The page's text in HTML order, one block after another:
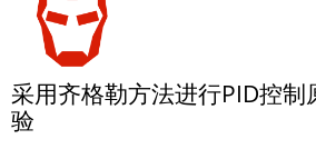
采用齐格勒方法进行PID控制
验